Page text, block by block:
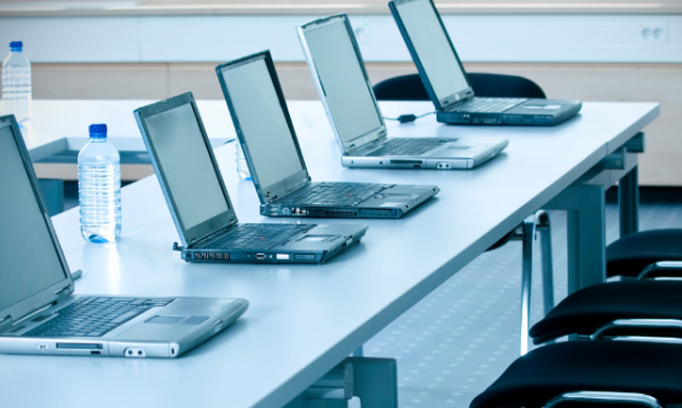
estratégicas
Coordinadas
Abiertos
Público
Trato directo
Subasta inversa
electrónica
Compra Pública de
Innovación
Gestión de Contratos
Compras públicas con
perspectiva de género
Trato directo
Subasta inversa
electrónica proveedor
Requisitos para obtener el
Sello Empresa Mujer